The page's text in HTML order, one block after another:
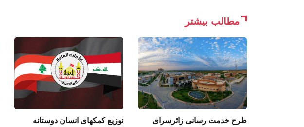
مطالب بیشتر
طرح خدمت رسانی زائرسرای
توزیع کمکهای انسان ‌دوستانه